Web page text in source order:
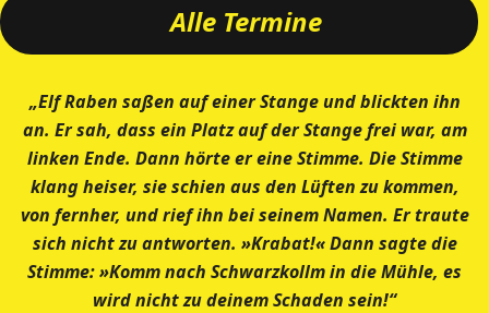
Alle Termine
„Elf Raben saßen auf einer Stange und blickten ihn
an. Er sah, dass ein Platz auf der Stange frei war, am
linken Ende. Dann hörte er eine Stimme. Die Stimme
klang heiser, sie schien aus den Lüften zu kommen,
von fernher, und rief ihn bei seinem Namen. Er traute
sich nicht zu antworten. »Krabat!« Dann sagte die
Stimme: »Komm nach Schwarzkollm in die Mühle, es
wird nicht zu deinem Schaden sein!“